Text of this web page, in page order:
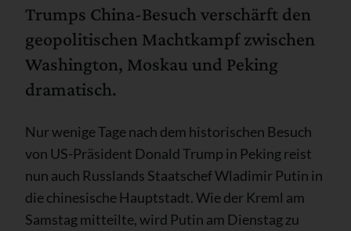
Trumps China-Besuch verschärft den
geopolitischen Machtkampf zwischen
Washington, Moskau und Peking
dramatisch.
Nur wenige Tage nach dem historischen Besuch
von US-Präsident Donald Trump in Peking reist
nun auch Russlands Staatschef Wladimir Putin in
die chinesische Hauptstadt. Wie der Kreml am
Samstag mitteilte, wird Putin am Dienstag zu